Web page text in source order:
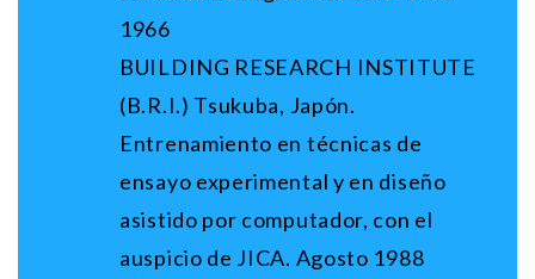
1966
BUILDING RESEARCH INSTITUTE
(B.R.I.) Tsukuba, Japón.
Entrenamiento en técnicas de
ensayo experimental y en diseño
asistido por computador, con el
auspicio de JICA. Agosto 1988